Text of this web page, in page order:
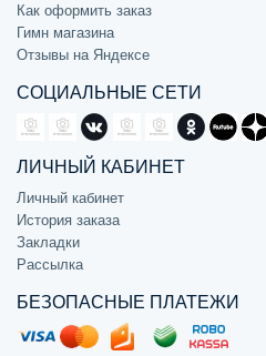
Как оформить заказ
Гимн магазина
Отзывы на Яндексе
СОЦИАЛЬНЫЕ СЕТИ
ЛИЧНЫЙ КАБИНЕТ
Личный кабинет
История заказа
Закладки
Рассылка
БЕЗОПАСНЫЕ ПЛАТЕЖИ